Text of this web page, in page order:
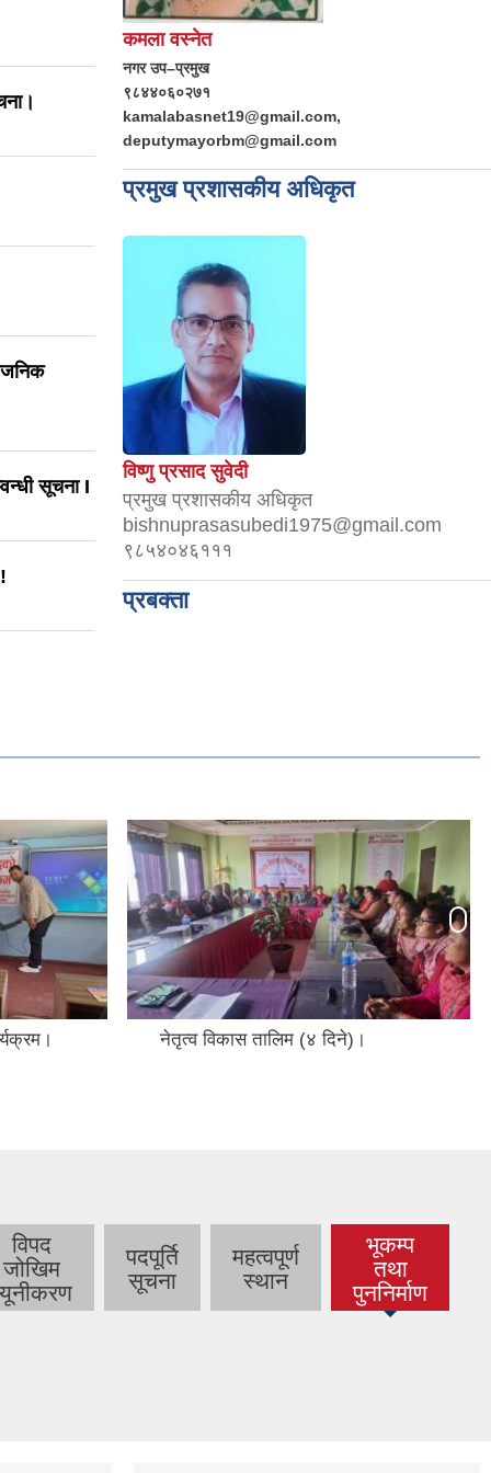
सूचना I
कमला वस्नेत
नगर उप–प्रमुख
९८४४०६०२७१
kamalabasnet19@gmail.com,
deputymayorbm@gmail.com
प्रमुख प्रशासकीय अधिकृत
विष्णु प्रसाद सुवेदी
प्रमुख प्रशासकीय अधिकृत
bishnuprasasubedi1975@gmail.com
९८५४०४६१११
प्रबक्ता
नेतृत्व विकास तालिम (४ दिने)।
विपद
जोखिम
पदपूर्ति
सूचना
महत्वपूर्ण
स्थान
भूकम्प
तथा
पुननिर्माण